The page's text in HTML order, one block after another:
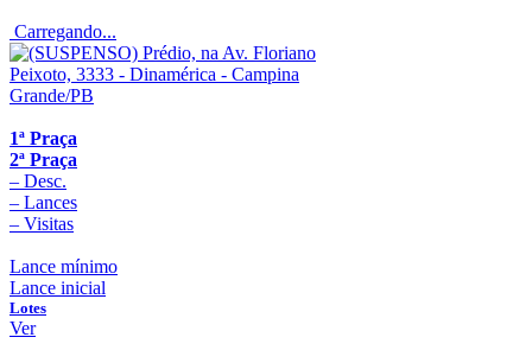
Carregando...
1ª Praça
2ª Praça
– Desc.
– Lances
– Visitas
Lance mínimo
Lance inicial
Lotes
Ver